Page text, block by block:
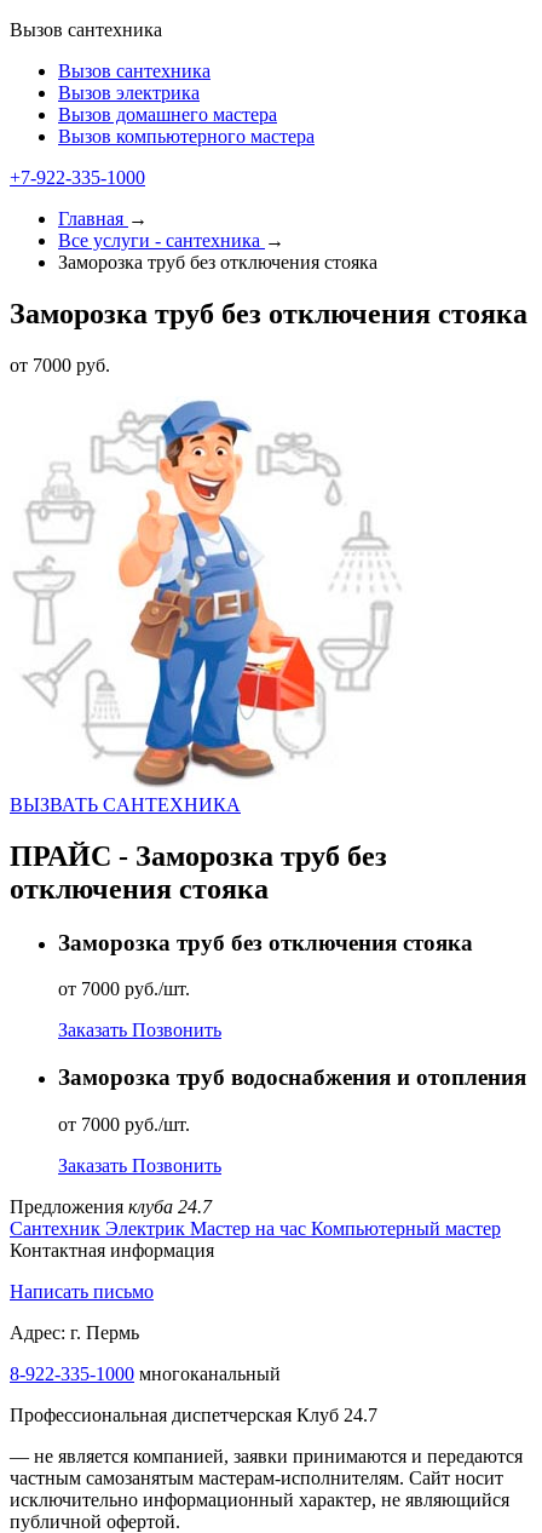
Вызов сантехника
Вызов сантехника
Вызов электрика
Вызов домашнего мастера
Вызов компьютерного мастера
+7-922-335-1000
Главная →
Все услуги - cантехника →
Заморозка труб без отключения стояка
Заморозка труб без отключения стояка
от 7000 руб.
ВЫЗВАТЬ CАНТЕХНИКА
ПРАЙС - Заморозка труб без
отключения стояка
Заморозка труб без отключения стояка
от 7000 руб./шт.
Заказать Позвонить
Заморозка труб водоснабжения и отопления
от 7000 руб./шт.
Заказать Позвонить
Предложения клуба 24.7
Сантехник Электрик Мастер на час Компьютерный мастер
Контактная информация
Написать письмо
Адрес: г. Пермь
8-922-335-1000 многоканальный
Профессиональная диспетчерская Клуб 24.7
— не является компанией, заявки принимаются и передаются
частным самозанятым мастерам‑исполнителям. Сайт носит
исключительно информационный характер, не являющийся
публичной офертой.